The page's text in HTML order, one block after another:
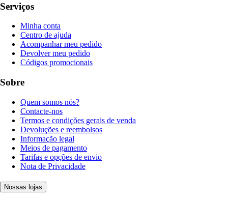
Serviços
Minha conta
Centro de ajuda
Acompanhar meu pedido
Devolver meu pedido
Códigos promocionais
Sobre
Quem somos nós?
Contacte-nos
Termos e condições gerais de venda
Devoluções e reembolsos
Informação legal
Meios de pagamento
Tarifas e opções de envio
Nota de Privacidade
Nossas lojas